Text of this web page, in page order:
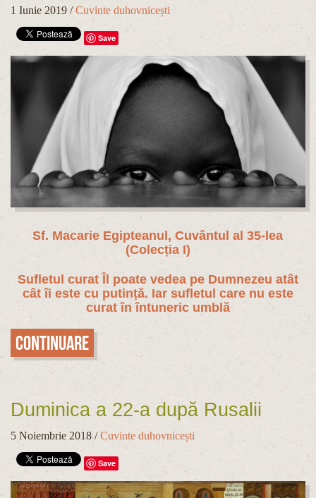
1 Iunie 2019 /Cuvinte duhovnicești
Save
Sf. Macarie Egipteanul, Cuvântul al 35-lea
(Colecția I)
Sufletul curat Îl poate vedea pe Dumnezeu atât
cât îi este cu putință. Iar sufletul care nu este
curat în întuneric umblă
Continuare
Duminica a 22-a după Rusalii
5 Noiembrie 2018 /Cuvinte duhovnicești
Save